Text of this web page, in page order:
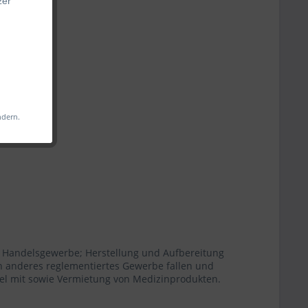
Herstellung und Aufbereitung
reglementiertes Gewerbe fallen und
mit sowie Vermietung von Medizinprodukten.